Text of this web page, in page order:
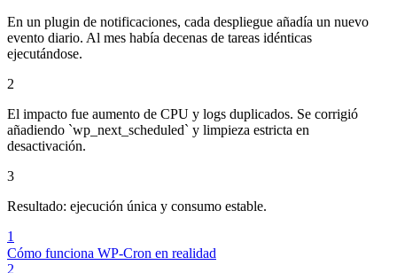
En un plugin de notificaciones, cada despliegue añadía un nuevo
evento diario. Al mes había decenas de tareas idénticas
ejecutándose.
2
El impacto fue aumento de CPU y logs duplicados. Se corrigió
añadiendo `wp_next_scheduled` y limpieza estricta en
desactivación.
3
Resultado: ejecución única y consumo estable.
1
Cómo funciona WP-Cron en realidad
2